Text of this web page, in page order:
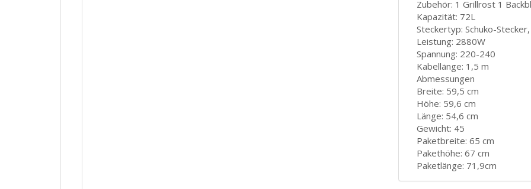
Zubehör: 1 Grillrost 1
Kapazität: 72L
Steckertyp: Schuko-
Leistung: 2880W
Spannung: 220-240
Kabellänge: 1,5 m
Abmessungen
Breite: 59,5 cm
Höhe: 59,6 cm
Länge: 54,6 cm
Gewicht: 45
Paketbreite: 65 cm
Pakethöhe: 67 cm
Paketlänge: 71,9cm